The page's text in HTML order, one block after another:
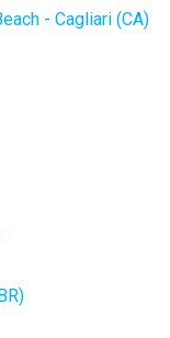
- Cagliari (CA)